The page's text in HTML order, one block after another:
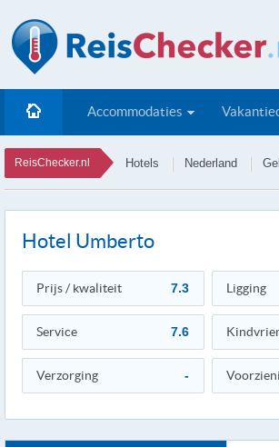
Accommodaties
ReisChecker.nl Hotels Nederland
Hotel Umberto
Prijs / kwaliteit 7.3 Ligging
Service 7.6
Verzorging -